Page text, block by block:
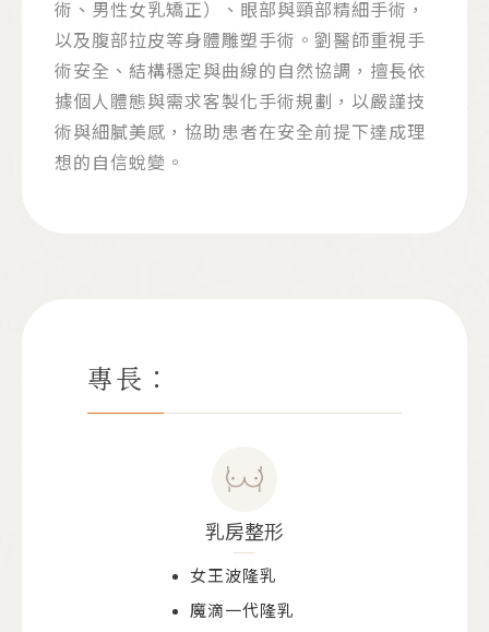
術、男性女乳矯正）、眼部與頸部精細手術，
以及腹部拉皮等身體雕塑手術。劉醫師重視手
術安全、結構穩定與曲線的自然協調，擅長依
據個人體態與需求客製化手術規劃，以嚴謹技
術與細膩美感，協助患者在安全前提下達成理
想的自信蛻變。
專長：
乳房整形
女王波隆乳
魔滴一代隆乳